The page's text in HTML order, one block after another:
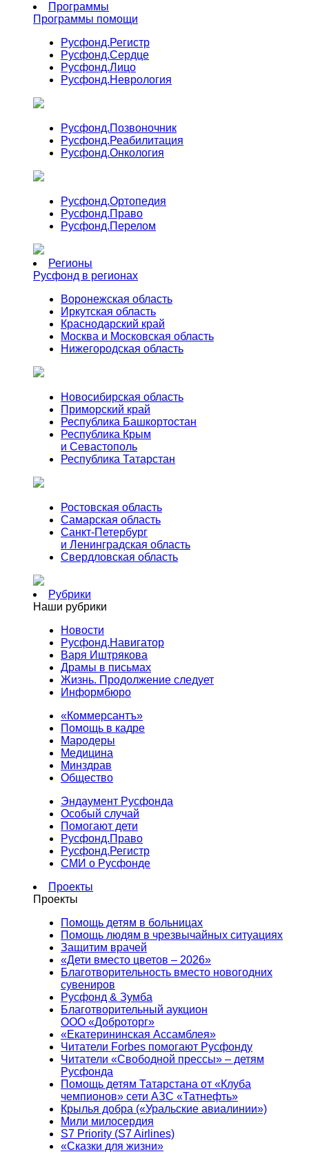
Программы
Программы помощи
Русфонд.Регистр
Русфонд.Сердце
Русфонд.Лицо
Русфонд.Неврология
Русфонд.Позвоночник
Русфонд.Реабилитация
Русфонд.Онкология
Русфонд.Ортопедия
Русфонд.Право
Русфонд.Перелом
Регионы
Русфонд в регионах
Воронежская область
Иркутская область
Краснодарский край
Москва и Московская область
Нижегородская область
Новосибирская область
Приморский край
Республика Башкортостан
Республика Крым
и Севастополь
Республика Татарстан
Ростовская область
Самарская область
Санкт-Петербург
и Ленинградская область
Свердловская область
Рубрики
Наши рубрики
Новости
Русфонд.Навигатор
Варя Иштрякова
Драмы в письмах
Жизнь. Продолжение следует
Информбюро
«Коммерсантъ»
Помощь в кадре
Мародеры
Медицина
Минздрав
Общество
Эндаумент Русфонда
Особый случай
Помогают дети
Русфонд.Право
Русфонд.Регистр
СМИ о Русфонде
Проекты
Проекты
Помощь детям в больницах
Помощь людям в чрезвычайных ситуациях
Защитим врачей
«Дети вместо цветов – 2026»
Благотворительность вместо новогодних
сувениров
Русфонд & Зумба
Благотворительный аукцион
ООО «Доброторг»
«Екатерининская Ассамблея»
Читатели Forbes помогают Русфонду
Читатели «Свободной прессы» – детям
Русфонда
Помощь детям Татарстана от «Клуба
чемпионов» сети АЗС «Татнефть»
Крылья добра («Уральские авиалинии»)
Мили милосердия
S7 Priority (S7 Airlines)
«Сказки для жизни»